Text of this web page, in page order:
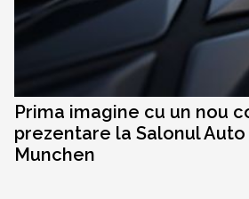
Prima imagine cu un nou
prezentare la Salonul
Munchen